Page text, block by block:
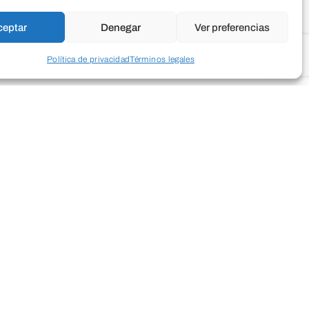
Denegar Ver preferencias
Política de privacidadTérminos legales